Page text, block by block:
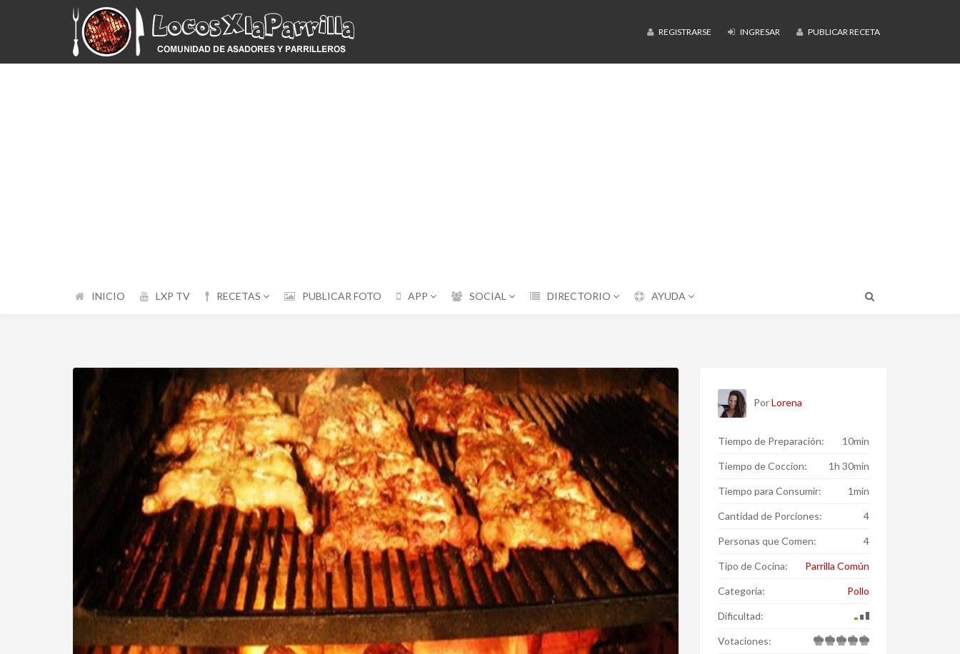
REGISTRARSE INGRESAR PUBLICAR RECETA
INICIO LXP TV RECETAS PUBLICAR FOTO APP SOCIAL DIRECTORIO AYUDA
PorLorena
Tiempo de Preparación: 10min
Tiempo de Coccion: 1h 30min
Tiempo para Consumir: 1min
Cantidad de Porciones: 4
Personas que Comen: 4
Tipo de Cocina: Parrilla Común
Categoría: Pollo
Dificultad:
Votaciones: